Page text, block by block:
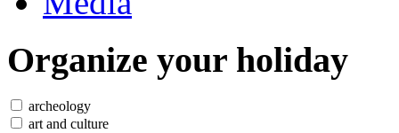
Organize your holiday
archeology
art and culture